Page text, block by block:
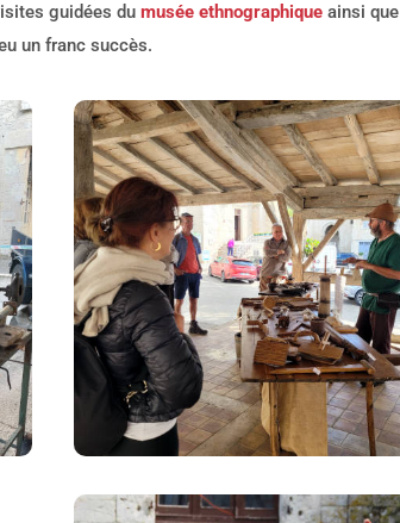
guidées du musée ethnographiqueainsi que
un franc succès.